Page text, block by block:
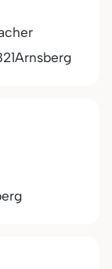
Arnsberg